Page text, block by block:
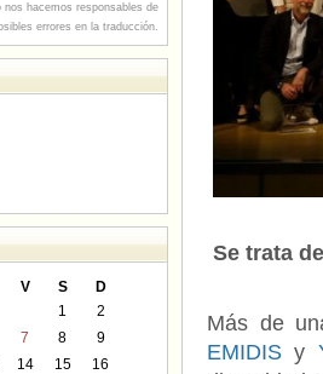
Se trata
Más de
EMIDIS y
nos hacemos responsables de
errores en la traducción.
V S
D
1
2
7 8
9
14 15
16